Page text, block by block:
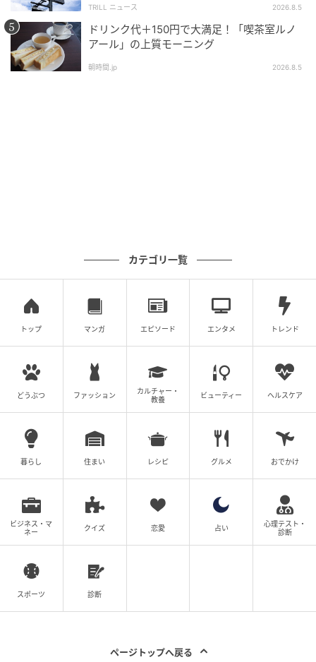
の記事をもっとみる
も…！？
TRILL ニュース 2026.8.5
ドリンク代＋150円で大満足！「喫茶室ルノ
アール」の上質モーニング
朝時間.jp 2026.8.5
カテゴリ一覧
トップ マンガ エピソード エンタメ トレンド
どうぶつ ファッション
カルチャー・
教養
ビューティー ヘルスケア
暮らし 住まい レシピ グルメ おでかけ
ビジネス・マ
ネー
クイズ 恋愛 占い
心理テスト・
診断
スポーツ 診断
ページトップへ戻る